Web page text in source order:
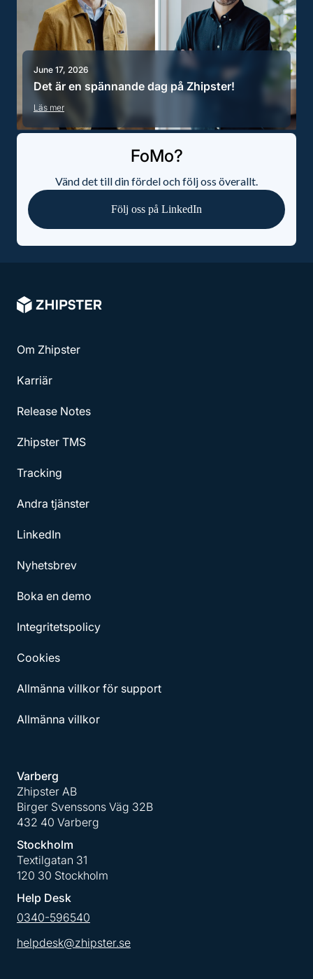
June 17, 2026
Det är en spännande dag på Zhipster!
Läs mer
FoMo?
Vänd det till din fördel och följ oss överallt.
Följ oss på LinkedIn
Om Zhipster
Karriär
Release Notes
Zhipster TMS
Tracking
Andra tjänster
LinkedIn
Nyhetsbrev
Boka en demo
Integritetspolicy
Cookies
Allmänna villkor för support
Allmänna villkor
Varberg
Zhipster AB
Birger Svenssons Väg 32B
432 40 Varberg
Stockholm
Textilgatan 31
120 30 Stockholm
Help Desk
0340-596540
helpdesk@zhipster.se